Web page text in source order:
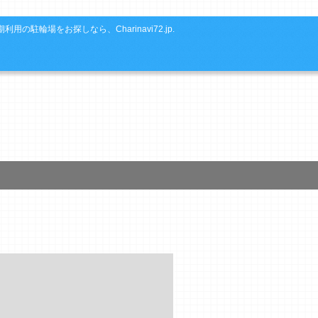
利用の駐輪場をお探しなら、Charinavi72.jp.